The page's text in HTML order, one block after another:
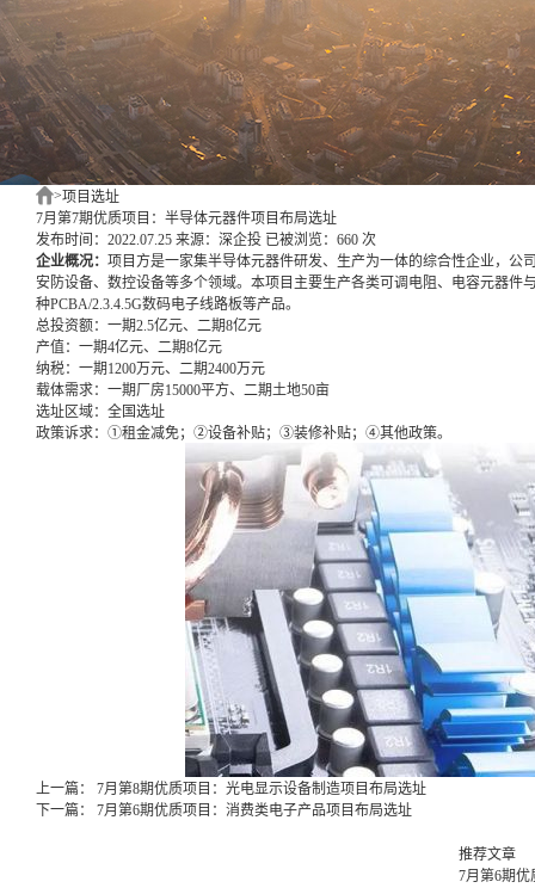
>项目选址
7月第7期优质项目：半导体元器件项目布局选址
发布时间：2022.07.25 来源：深企投 已被浏览：660 次
企业概况： 项目方是一家集半导体元器件研发、生产为一体的综合性企业，公
安防设备、数控设备等多个领域。本项目主要生产各类可调电阻、电容元器件
种PCBA/2.3.4.5G数码电子线路板等产品。
总投资额： 一期2.5亿元、二期8亿元
产值： 一期4亿元、二期8亿元
纳税： 一期1200万元、二期2400万元
载体需求： 一期厂房15000平方、二期土地50亩
选址区域： 全国选址
政策诉求： ①租金减免；②设备补贴；③装修补贴；④其他政策。
上一篇： 7月第8期优质项目：光电显示设备制造项目布局选址
下一篇： 7月第6期优质项目：消费类电子产品项目布局选址
推荐文章
7月第6期